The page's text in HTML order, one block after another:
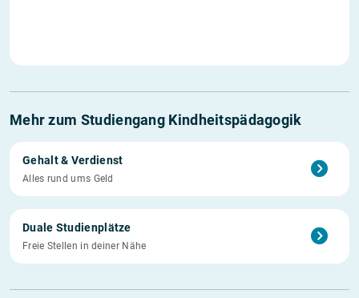
Mehr zum Studiengang Kindheitspädagogik
Gehalt & Verdienst
Alles rund ums Geld
Duale Studienplätze
Freie Stellen in deiner Nähe